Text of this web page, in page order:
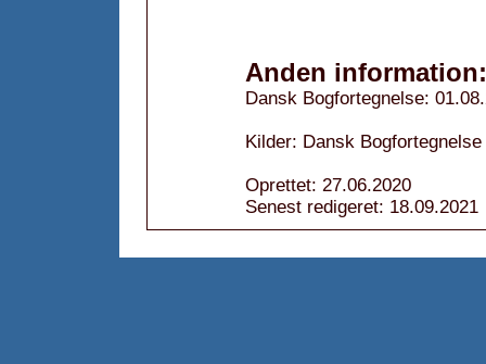
Anden information:
Dansk Bogfortegnelse:
Kilder: Dansk Bogfortegnelse
Oprettet: 27.06.2020
Senest redigeret: 18.09.2021